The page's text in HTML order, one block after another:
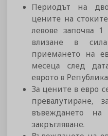
Периодът на
цените на
левове започва
влизане в
приемането на
месеца след
еврото в
За цените в евро
превалутиране,
въвеждането
закръгляване.